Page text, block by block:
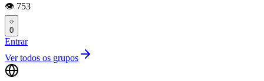
👁️ 753
0
Entrar
Ver todos os grupos